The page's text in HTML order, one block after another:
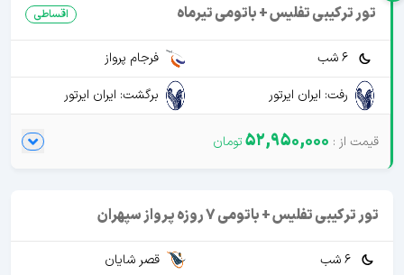
تور ترکیبی تفلیس + باتومی تیرماه اقساطی
6 شب
فرجام پرواز
رفت: ایران ایرتور
برگشت: ایران ایرتور
52,950,000
تور ترکیبی تفلیس + باتومی 7 روزه پرواز سپهران
6 شب
قصر شایان